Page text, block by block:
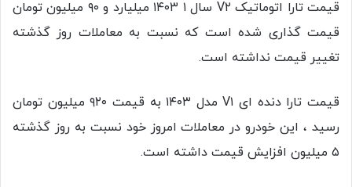
قیمت تارا اتوماتیک V۲ سال ۱۴۰۳ ۱ میلیارد و ۹۰ میلیون تومان
قیمت گذاری شده است که نسبت به معاملات روز گذشته
تغییر قیمت نداشته است.
قیمت تارا دنده ای V۱ مدل ۱۴۰۳ به قیمت ۹۲۰ میلیون تومان
رسید ، این خودرو در معاملات امروز خود نسبت به روز گذشته
۵ میلیون افزایش قیمت داشته است.